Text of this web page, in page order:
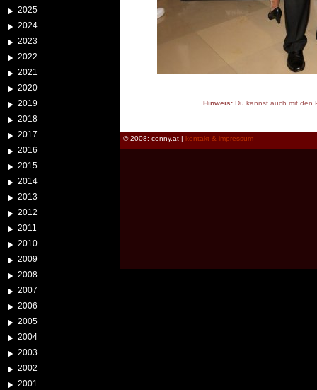
2025
2024
2023
2022
2021
2020
2019
2018
2017
2016
2015
2014
2013
2012
2011
2010
2009
2008
2007
2006
2005
2004
2003
2002
2001
Hinweis:Du kannst auch mit den
© 2008: conny.at | kontakt & impressum